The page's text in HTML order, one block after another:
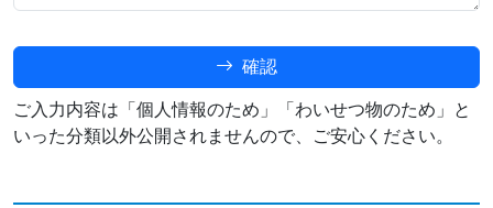
確認
ご入力内容は「個人情報のため」「わいせつ物のため」と
いった分類以外公開されませんので、ご安心ください。